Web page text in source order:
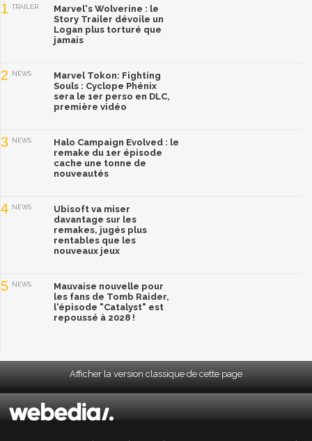
1 TRAILER
Marvel's Wolverine : le
Story Trailer dévoile un
Logan plus torturé que
jamais
2 NEWS
Marvel Tokon: Fighting
Souls : Cyclope Phénix
sera le 1er perso en DLC,
première vidéo
3 NEWS
Halo Campaign Evolved : le
remake du 1er épisode
cache une tonne de
nouveautés
4 NEWS
Ubisoft va miser
davantage sur les
remakes, jugés plus
rentables que les
nouveaux jeux
5 NEWS
Mauvaise nouvelle pour
les fans de Tomb Raider,
l'épisode "Catalyst" est
repoussé à 2028 !
Afficher la version classique de cette page